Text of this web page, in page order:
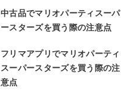
中古品でマリオパーティスーパ
ースターズを買う際の注意点
フリマアプリでマリオパーティ
スーパースターズを買う際の注
意点